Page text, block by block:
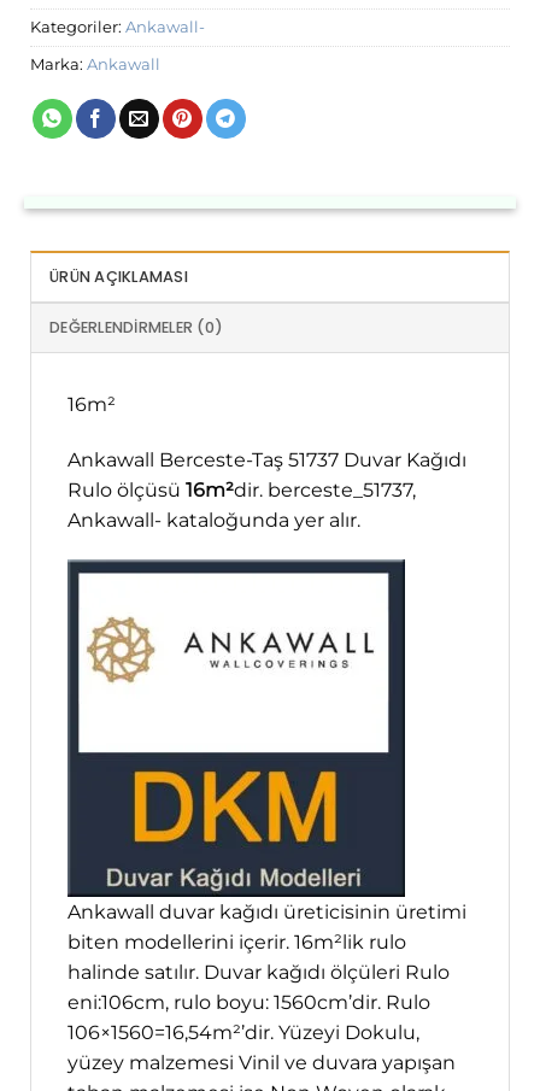
Kategoriler: Ankawall-
Marka: Ankawall
ÜRÜN AÇIKLAMASI
DEĞERLENDIRMELER (0)
16m²
Ankawall Berceste-Taş 51737 Duvar Kağıdı
Rulo ölçüsü 16m²dir. berceste_51737,
Ankawall- kataloğunda yer alır.
Ankawall duvar kağıdı üreticisinin üretimi
biten modellerini içerir. 16m²lik rulo
halinde satılır. Duvar kağıdı ölçüleri Rulo
eni:106cm, rulo boyu: 1560cm’dir. Rulo
106×1560=16,54m²’dir. Yüzeyi Dokulu,
yüzey malzemesi Vinil ve duvara yapışan